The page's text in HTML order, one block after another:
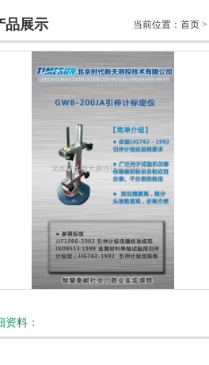
品展示 当前位置： 首页 >
资料：